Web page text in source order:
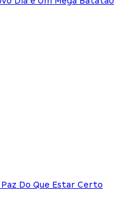
Do Que Estar Certo